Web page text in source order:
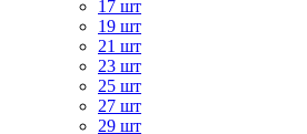
17 шт
19 шт
21 шт
23 шт
25 шт
27 шт
29 шт